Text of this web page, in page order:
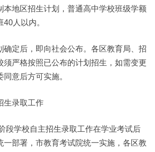
本地区招生计划，普通高中学校班级学额
人以内。
定后，即向社会公布。各区教育局、招
须严格按照已公布的计划招生，如需变更
意后方可实施。
录取工作
学校自主招生录取工作在学业考试后
一部署，市教育考试院统一实施，各区教